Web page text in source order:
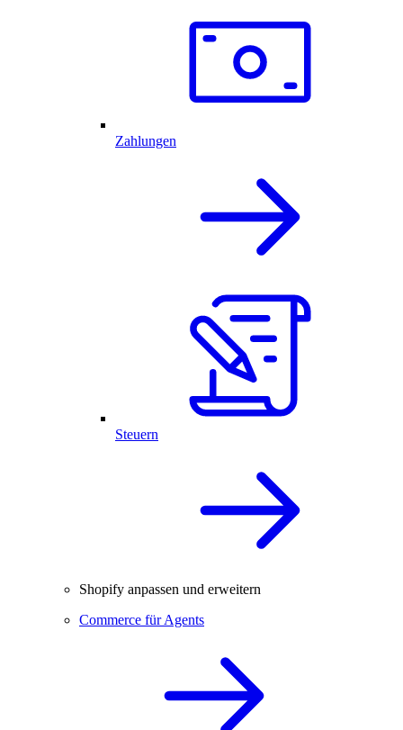
Zahlungen
Steuern
Shopify anpassen und erweitern
Commerce für Agents